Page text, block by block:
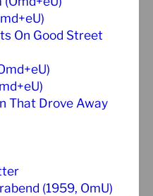
On Good Street
That Drove Away
(1959, OmU)